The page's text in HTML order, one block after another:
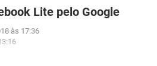
Lite pelo Google
às 17:36